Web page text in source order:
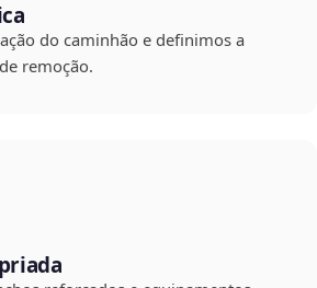
do caminhão e definimos a
remoção.